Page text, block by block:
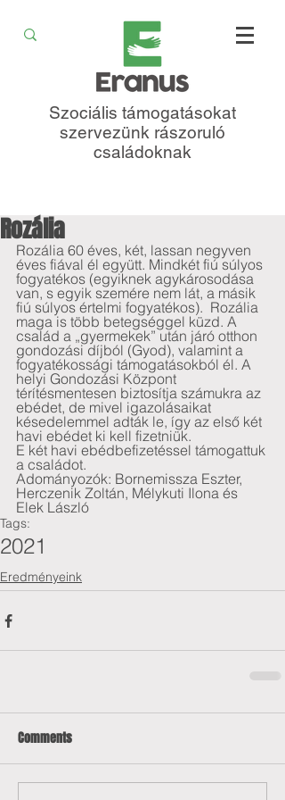
Szociális támogatásokat
szervezünk rászoruló
családoknak
Rozália
Rozália 60 éves, két, lassan negyven
éves fiával él együtt. Mindkét fiú súlyos
fogyatékos (egyiknek agykárosodása
van, s egyik szemére nem lát, a másik
fiú súlyos értelmi fogyatékos).  Rozália
maga is több betegséggel küzd. A
család a „gyermekek” után járó otthon
gondozási díjból (Gyod), valamint a
fogyatékossági támogatásokból él. A
helyi Gondozási Központ
térítésmentesen biztosítja számukra az
ebédet, de mivel igazolásaikat
késedelemmel adták le, így az első két
havi ebédet ki kell fizetniük.
E két havi ebédbefizetéssel támogattuk
a családot.
Adományozók: Bornemissza Eszter,
Herczenik Zoltán, Mélykuti Ilona és
Elek László
Tags:
2021
Eredményeink
Comments